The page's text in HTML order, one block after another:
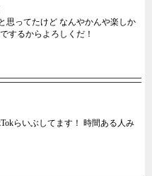
思ってたけど なんやかんや楽しか
するからよろしくだ！
らいぶしてます！ 時間ある人み